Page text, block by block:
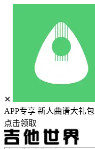
✕
APP专享 新人曲谱大礼包
点击领取